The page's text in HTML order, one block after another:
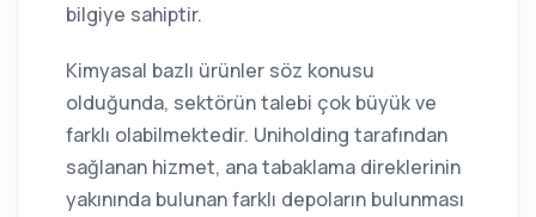
bilgiye sahiptir.
Kimyasal bazlı ürünler söz konusu
olduğunda, sektörün talebi çok büyük ve
farklı olabilmektedir. Uniholding tarafından
sağlanan hizmet, ana tabaklama direklerinin
yakınında bulunan farklı depoların bulunması